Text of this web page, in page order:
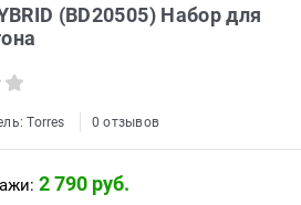
(BD20505) Набор для
Torres 0 отзывов
2 790 руб.